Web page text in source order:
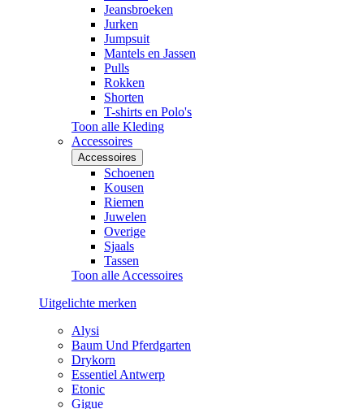
Jeansbroeken
Jurken
Jumpsuit
Mantels en Jassen
Pulls
Rokken
Shorten
T-shirts en Polo's
Toon alle Kleding
Accessoires
Accessoires
Schoenen
Kousen
Riemen
Juwelen
Overige
Sjaals
Tassen
Toon alle Accessoires
Uitgelichte merken
Alysi
Baum Und Pferdgarten
Drykorn
Essentiel Antwerp
Etonic
Gigue